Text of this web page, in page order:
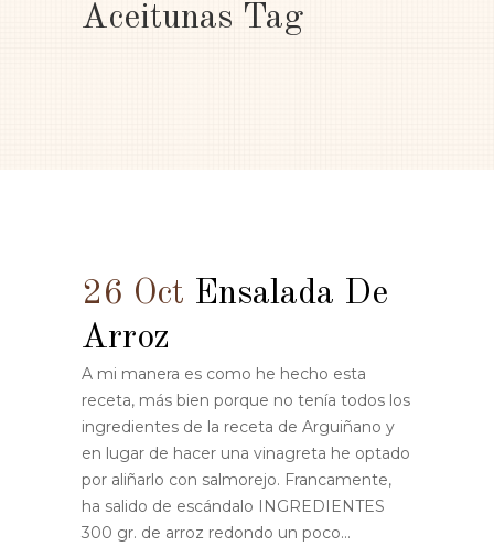
Aceitunas Tag
26 Oct Ensalada De
Arroz
A mi manera es como he hecho esta
receta, más bien porque no tenía todos los
ingredientes de la receta de Arguiñano y
en lugar de hacer una vinagreta he optado
por aliñarlo con salmorejo. Francamente,
ha salido de escándalo INGREDIENTES
300 gr. de arroz redondo un poco...